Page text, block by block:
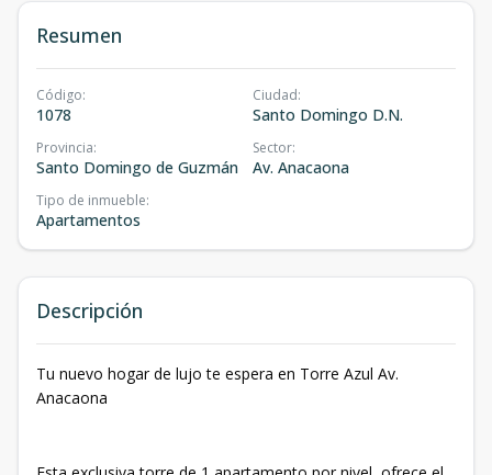
Resumen
Código:
1078
Ciudad:
Santo Domingo D.N.
Provincia:
Santo Domingo de Guzmán
Sector:
Av. Anacaona
Tipo de inmueble:
Apartamentos
Descripción
Tu nuevo hogar de lujo te espera en Torre Azul Av.
Anacaona